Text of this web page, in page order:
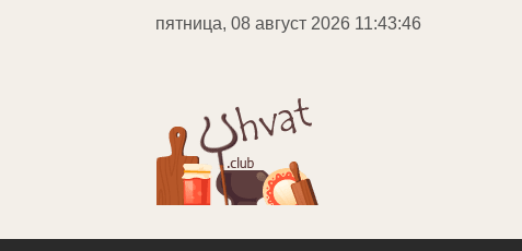
пятница, 08 август 2026 11:43:46